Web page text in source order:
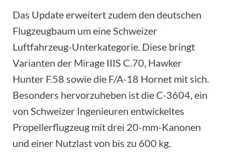
Das Update erweitert zudem den deutschen
Flugzeugbaum um eine Schweizer
Luftfahrzeug-Unterkategorie. Diese bringt
Varianten der Mirage IIIS C.70, Hawker
Hunter F.58 sowie die F/A-18 Hornet mit sich.
Besonders hervorzuheben ist die C-3604, ein
von Schweizer Ingenieuren entwickeltes
Propellerflugzeug mit drei 20-mm-Kanonen
und einer Nutzlast von bis zu 600 kg.